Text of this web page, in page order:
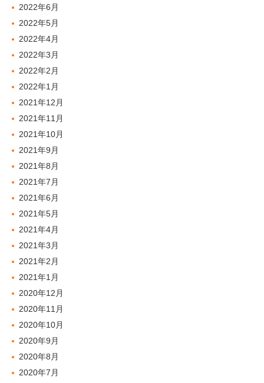
2022年6月
2022年5月
2022年4月
2022年3月
2022年2月
2022年1月
2021年12月
2021年11月
2021年10月
2021年9月
2021年8月
2021年7月
2021年6月
2021年5月
2021年4月
2021年3月
2021年2月
2021年1月
2020年12月
2020年11月
2020年10月
2020年9月
2020年8月
2020年7月